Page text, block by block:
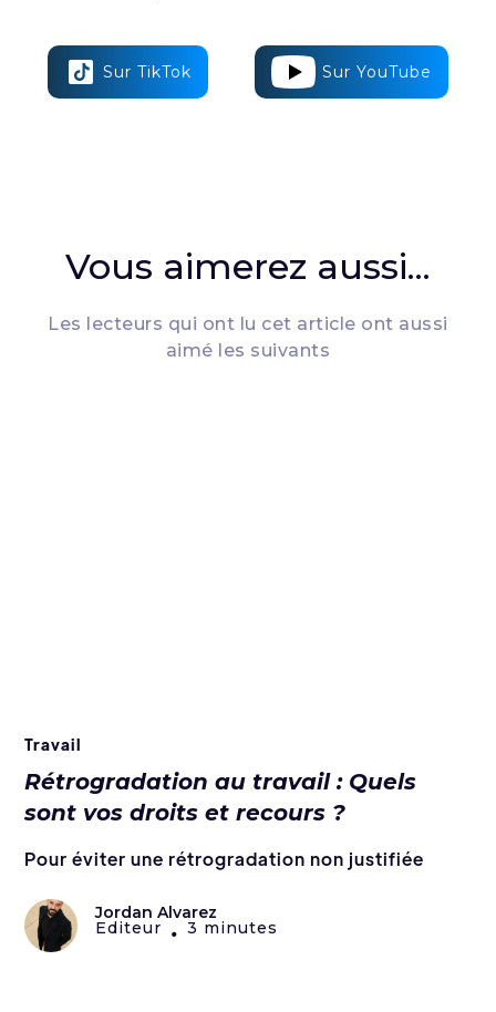
Sur TikTok Sur YouTube
Vous aimerez aussi...
Les lecteurs qui ont lu cet article ont aussi
aimé les suivants
Travail
Rétrogradation au travail : Quels
sont vos droits et recours ?
Pour éviter une rétrogradation non justifiée
Jordan Alvarez
Editeur • 3 minutes